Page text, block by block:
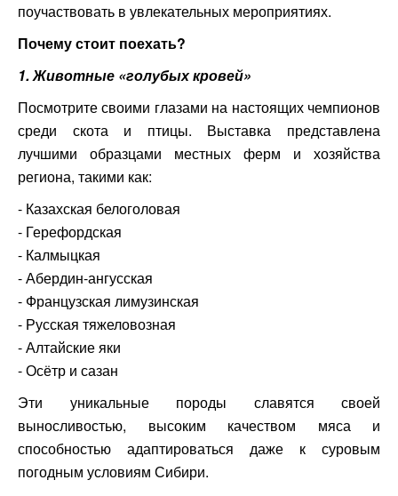
поучаствовать в увлекательных мероприятиях.
Почему стоит поехать?
1. Животные «голубых кровей»
Посмотрите своими глазами на настоящих чемпионов
среди скота и птицы. Выставка представлена
лучшими образцами местных ферм и хозяйства
региона, такими как:
- Казахская белоголовая
- Герефордская
- Калмыцкая
- Абердин-ангусская
- Французская лимузинская
- Русская тяжеловозная
- Алтайские яки
- Осётр и сазан
Эти уникальные породы славятся своей
выносливостью, высоким качеством мяса и
способностью адаптироваться даже к суровым
погодным условиям Сибири.